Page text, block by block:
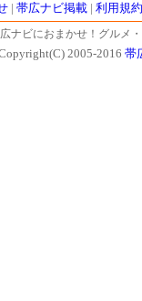
| 帯広ナビ掲載| 利用規約
ナビにおまかせ！グルメ
2005-2016 帯